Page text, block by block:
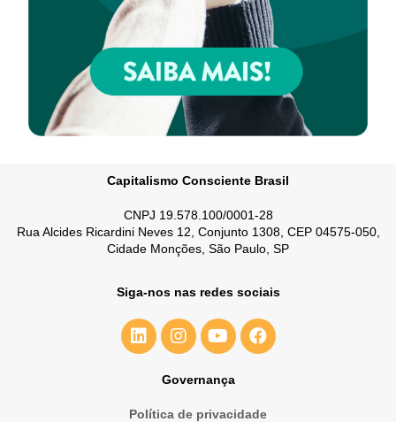
Capitalismo Consciente Brasil
CNPJ 19.578.100/0001-28
Rua Alcides Ricardini Neves 12, Conjunto 1308, CEP 04575-050,
Cidade Monções, São Paulo, SP
Siga-nos nas redes sociais
Governança
Política de privacidade